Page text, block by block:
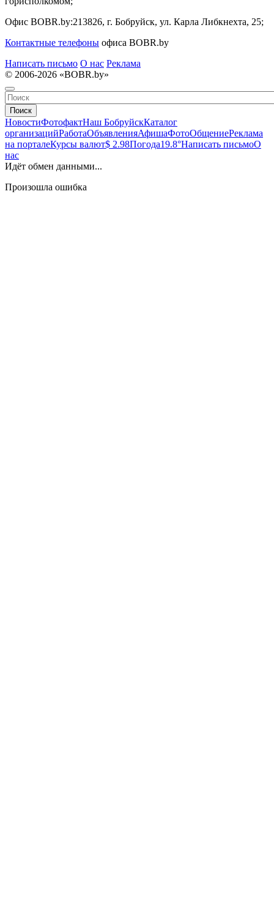
Офис BOBR.by:213826, г. Бобруйск, ул. Карла Либкнехта, 25;
Контактные телефоны офиса BOBR.by
Написать письмо О нас Реклама
© 2006-2026 «BOBR.by»
Поиск
НовостиФотофактНаш БобруйскКаталог
организацийРаботаОбъявленияАфишаФотоОбщениеРеклама
на порталеКурсы валют$ 2.98Погода19.8°Написать письмоО
нас
Идёт обмен данными...
Произошла ошибка